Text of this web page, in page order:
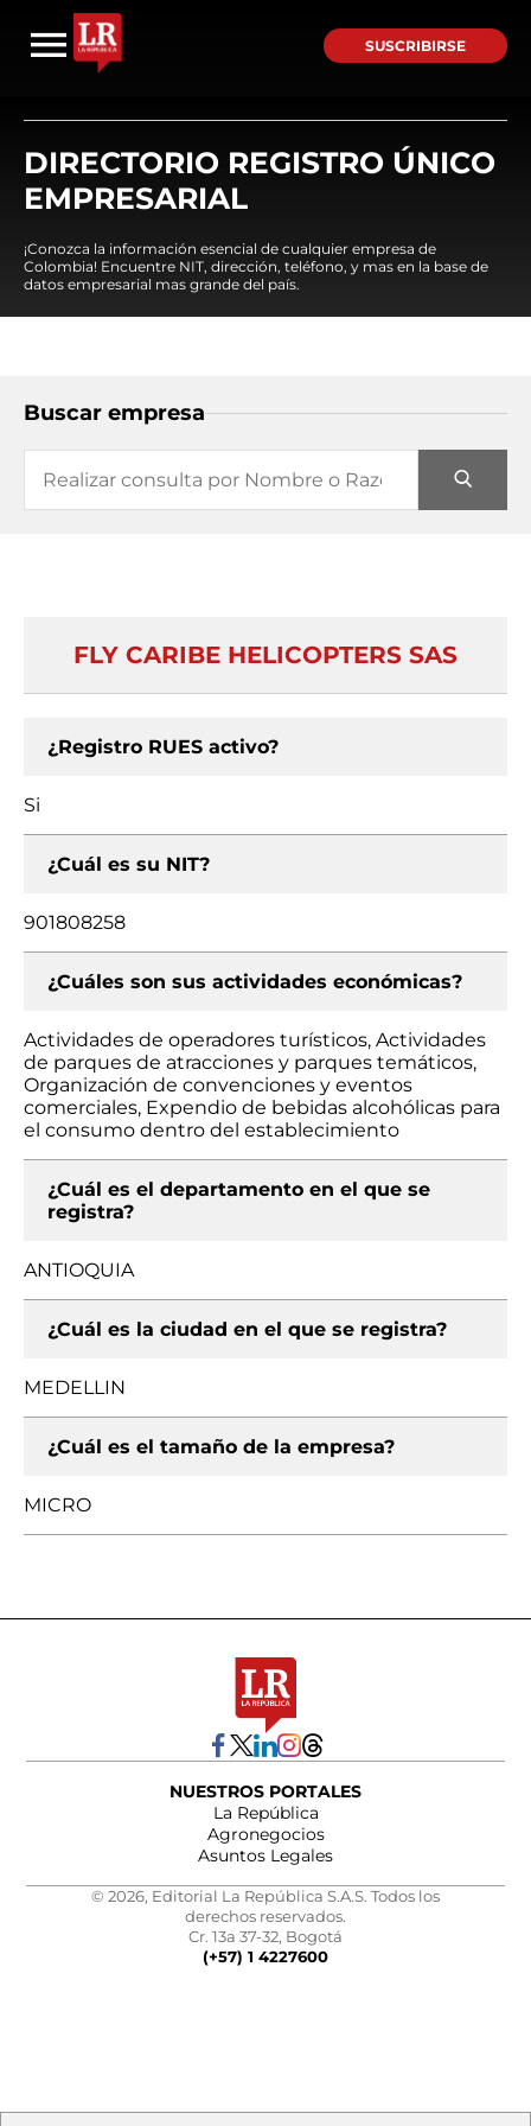
SUSCRIBIRSE
DIRECTORIO REGISTRO ÚNICO
EMPRESARIAL
¡Conozca la información esencial de cualquier empresa de
Colombia! Encuentre NIT, dirección, teléfono, y mas en la base de
datos empresarial mas grande del país.
Buscar empresa
FLY CARIBE HELICOPTERS SAS
¿Registro RUES activo?
Si
¿Cuál es su NIT?
901808258
¿Cuáles son sus actividades económicas?
Actividades de operadores turísticos, Actividades
de parques de atracciones y parques temáticos,
Organización de convenciones y eventos
comerciales, Expendio de bebidas alcohólicas para
el consumo dentro del establecimiento
¿Cuál es el departamento en el que se
registra?
ANTIOQUIA
¿Cuál es la ciudad en el que se registra?
MEDELLIN
¿Cuál es el tamaño de la empresa?
MICRO
NUESTROS PORTALES
La República
Agronegocios
Asuntos Legales
© 2026, Editorial La República S.A.S. Todos los
derechos reservados.
Cr. 13a 37-32, Bogotá
(+57) 1 4227600